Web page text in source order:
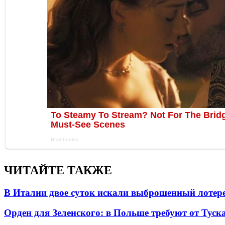
ЧИТАЙТЕ ТАКЖЕ
В Италии двое суток искали выброшенный
Орден для Зеленского: в Польше требуют от